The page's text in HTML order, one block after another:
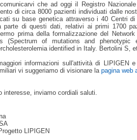
che ad oggi il Registro
di circa 8000 pazienti individuati dalle
su base genetica attraverso i 40 Centri
parte di questi dati, relativi ai primi 1700
prima della formalizzazione del
(Spectrum of mutations and phenotypic
identified in Italy. Bertolini S,
informazioni sull'attività di LIPIGEN
vi suggeriamo di visionare la pagina web
interesse, inviamo cordiali saluti.
LIPIGEN